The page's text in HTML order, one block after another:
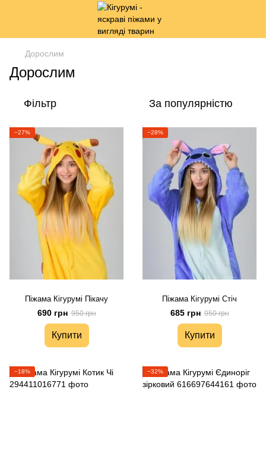
Дорослим
Дорослим
Фільтр За популярністю
−27%
Піжама Кігурумі Пікачу
690 грн 950 грн
Купити
−28%
Піжама Кігурумі Стіч
685 грн 950 грн
Купити
−18% −32%